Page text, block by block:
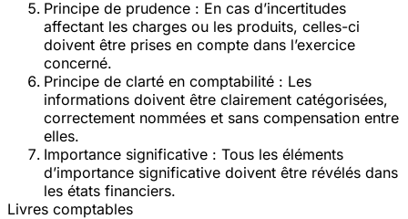
Principe de prudence : En cas d’incertitudes
affectant les charges ou les produits, celles-ci
doivent être prises en compte dans l’exercice
concerné.
Principe de clarté en comptabilité : Les
informations doivent être clairement catégorisées,
correctement nommées et sans compensation entre
elles.
Importance significative : Tous les éléments
d’importance significative doivent être révélés dans
les états financiers.
Livres comptables